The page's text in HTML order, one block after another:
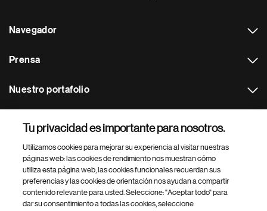
Navegador
Prensa
Nuestro portafolio
Footer Site Search
Tu privacidad es importante para nosotros.
Utilizamos cookies para mejorar su experiencia al visitar nuestras
páginas web: las cookies de rendimiento nos muestran cómo
utiliza esta página web, las cookies funcionales recuerdan sus
preferencias y las cookies de orientación nos ayudan a compartir
contenido relevante para usted. Seleccione: "Aceptar todo" para
dar su consentimiento a todas las cookies, seleccione